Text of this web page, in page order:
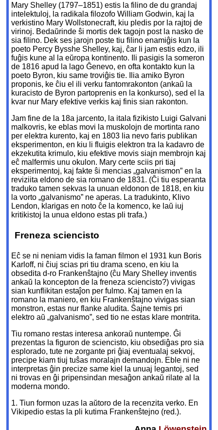
Mary Shelley (1797–1851) estis la filino de du grandaj
intelektuloj, la radikala filozofo William Godwin, kaj la
verkistino Mary Wollstonecraft, kiu pledis por la rajtoj de
virinoj. Bedaŭrinde ŝi mortis dek tagojn post la nasko de
sia filino. Dek ses jarojn poste tiu filino enamiĝis kun la
poeto Percy Bysshe Shelley, kaj, ĉar li jam estis edzo, ili
fuĝis kune al la eŭropa kontinento. Ili pasigis la someron
de 1816 apud la lago Ĝenevo, en ofta kontakto kun la
poeto Byron, kiu same troviĝis tie. Ilia amiko Byron
proponis, ke ĉiu el ili verku fantomrakonton (ankaŭ la
kuracisto de Byron partoprenis en la konkurso), sed el la
kvar nur Mary efektive verkis kaj finis sian rakonton.
Jam fine de la 18a jarcento, la itala fizikisto Luigi Galvani
malkovris, ke eblas movi la muskolojn de mortinta rano
per elektra kurento, kaj en 1803 lia nevo faris publikan
eksperimenton, en kiu li fluigis elektron tra la kadavro de
ekzekutita krimulo, kiu efektive movis siajn membrojn kaj
eĉ malfermis unu okulon. Mary certe sciis pri tiaj
eksperimentoj, kaj fakte ŝi mencias „galvanismon” en la
reviziita eldono de sia romano de 1831. (Ĉi tiu esperanta
traduko tamen sekvas la unuan eldonon de 1818, en kiu
la vorto „galvanismo” ne aperas. La tradukinto, Klivo
Lendon, klarigas en noto ĉe la komenco, ke laŭ iuj
kritikistoj la unua eldono estas pli trafa.)
Freneza sciencisto
Eĉ se ni neniam vidis la faman filmon el 1931 kun Boris
Karloff, ni ĉiuj scias pri tiu drama sceno, en kiu la
obsedita d-ro Frankenŝtajno (ĉu Mary Shelley inventis
ankaŭ la koncepton de la freneza sciencisto?) vivigas
sian kunflikitan estaĵon per fulmo. Kaj tamen en la
romano la maniero, en kiu Frankenŝtajno vivigas sian
monstron, estas nur flanke aludita. Ŝajne temis pri
elektro aŭ „galvanismo”, sed tio ne estas klare montrita.
Tiu romano restas interesa ankoraŭ nuntempe. Ĝi
prezentas la figuron de sciencisto, kiu obsediĝas pro sia
esplorado, tute ne zorgante pri ĝiaj eventualaj sekvoj,
precipe kiam tiuj tuŝas moralajn demandojn. Eble ni ne
interpretas ĝin precize same kiel la unuaj legantoj, sed
ni trovas en ĝi pripensindan mesaĝon ankaŭ rilate al la
moderna mondo.
1. Tiun formon uzas la aŭtoro de la recenzita verko. En
Vikipedio estas la pli kutima Frankenŝtejno (red.).